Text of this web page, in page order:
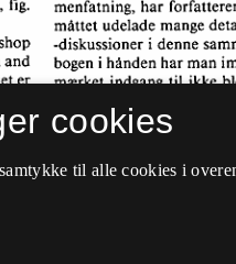
cookies
til alle cookies i